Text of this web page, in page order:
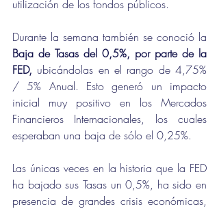
utilización de los fondos públicos.
Baja de Tasas del 0,5%, por parte de la
FED, ubicándolas en el rango de 4,75%
/ 5% Anual. Esto generó un impacto
inicial muy positivo en los Mercados
Financieros Internacionales, los cuales
esperaban una baja de sólo el 0,25%.
Las únicas veces en la historia que la FED
ha bajado sus Tasas un 0,5%, ha sido en
presencia de grandes crisis económicas,